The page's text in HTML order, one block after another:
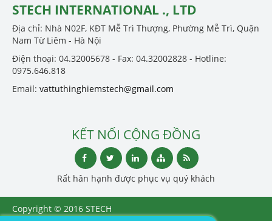
STECH INTERNATIONAL ., LTD
Địa chỉ: Nhà N02F, KĐT Mễ Trì Thượng, Phường Mễ Trì, Quận
Nam Từ Liêm - Hà Nội
Điện thoại: 04.32005678 - Fax: 04.32002828 - Hotline:
0975.646.818
Email: vattuthinghiemstech@gmail.com
KẾT NỐI CỘNG ĐỒNG
Rất hân hạnh được phục vụ quý khách
Copyright © 2016 STECH